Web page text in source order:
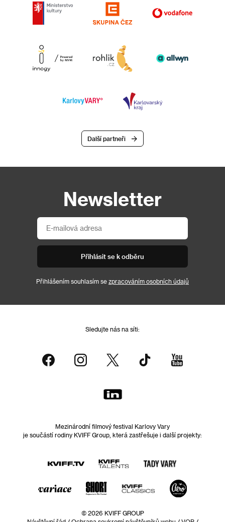
Další partneři
Newsletter
Přihlásit se k odběru
Přihlášením souhlasím se zpracováním osobních údajů
Sledujte nás na síti:
Mezinárodní filmový festival Karlovy Vary
je součástí rodiny KVIFF Group, která zastřešuje i další projekty:
© 2026 KVIFF GROUP